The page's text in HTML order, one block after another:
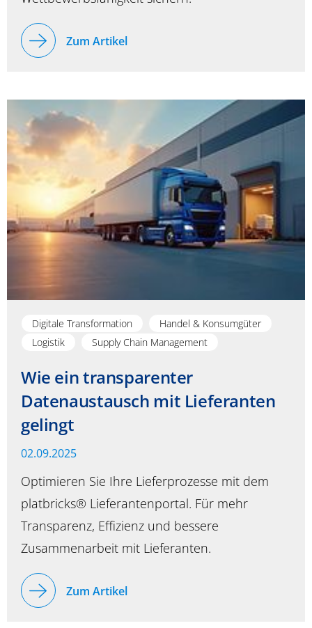
Zum Artikel
Digitale Transformation
Handel & Konsumgüter
Logistik
Supply Chain Management
Wie ein transparenter
Datenaustausch mit Lieferanten
gelingt
02.09.2025
Optimieren Sie Ihre Lieferprozesse mit dem
platbricks® Lieferantenportal. Für mehr
Transparenz, Effizienz und bessere
Zusammenarbeit mit Lieferanten.
Zum Artikel